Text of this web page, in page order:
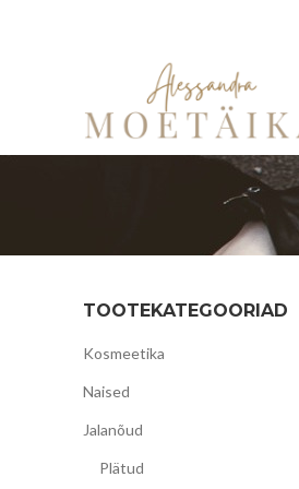
TOOTEKATEGOORIAD
Kosmeetika
Naised
Jalanõud
Plätud